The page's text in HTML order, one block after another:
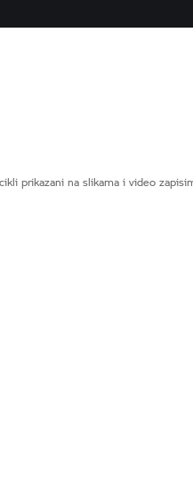
prikazani na slikama i video